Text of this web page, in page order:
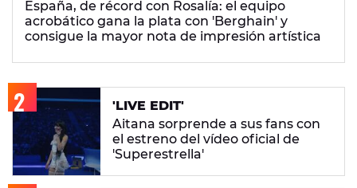
España, de récord con Rosalía: el equipo
acrobático gana la plata con 'Berghain' y
consigue la mayor nota de impresión artística
'LIVE EDIT'
Aitana sorprende a sus fans con
el estreno del vídeo oficial de
'Superestrella'